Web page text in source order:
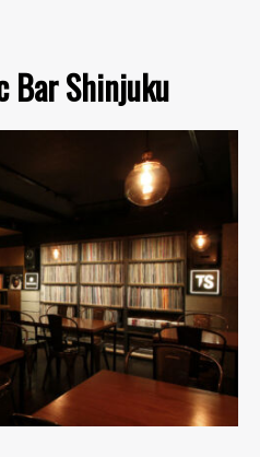
Bar Shinjuku